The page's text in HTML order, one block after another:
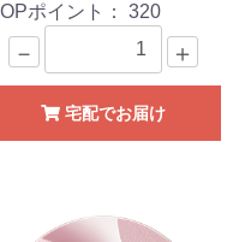
ポイント： 320
－ ＋
宅配でお届け